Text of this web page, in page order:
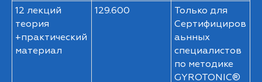
12 лекций
теория
+практический
материал
129.600
Только для
Сертифициров
аьнных
специалистов
по методике
GYROTONIC®